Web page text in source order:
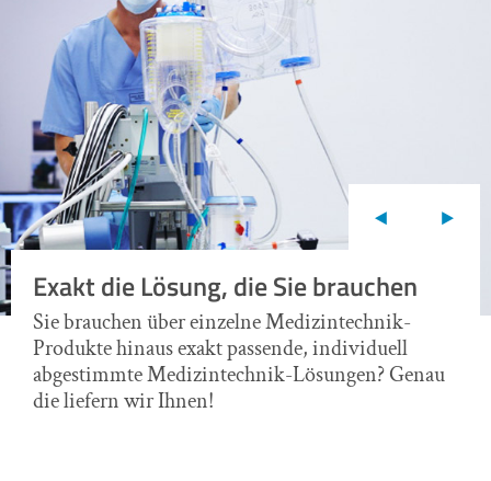
Exakt die Lösung, die Sie brauchen
Sie brauchen über einzelne Medizintechnik-
Produkte hinaus exakt passende, individuell
abgestimmte Medizintechnik-Lösungen? Genau
die liefern wir Ihnen!